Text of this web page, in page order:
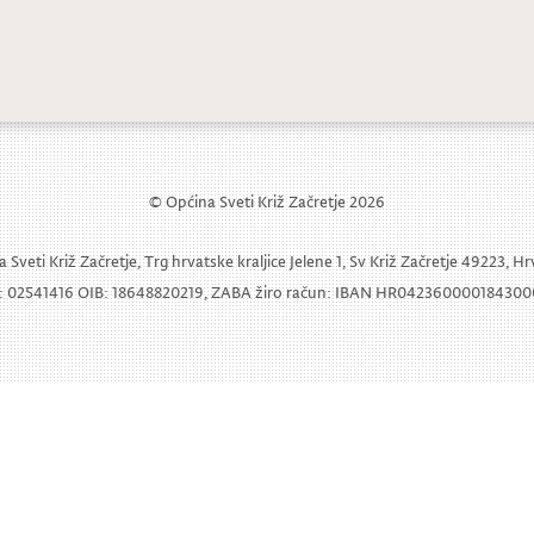
© Općina Sveti Križ Začretje 2026
Sveti Križ Začretje, Trg hrvatske kraljice Jelene 1, Sv Križ Začretje 49223,
02541416 OIB: 18648820219, ZABA žiro račun: IBAN